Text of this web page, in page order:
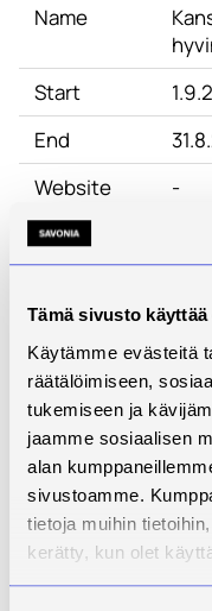
Tämä sivusto käyttää
Käytämme evästeitä
räätälöimiseen,
tukemiseen ja
jaamme sosiaalisen
alan
sivustoamme.
tietoja muihin
kerätty, kun olet
Name
Start
End
Website
-
Status
Description
Partners